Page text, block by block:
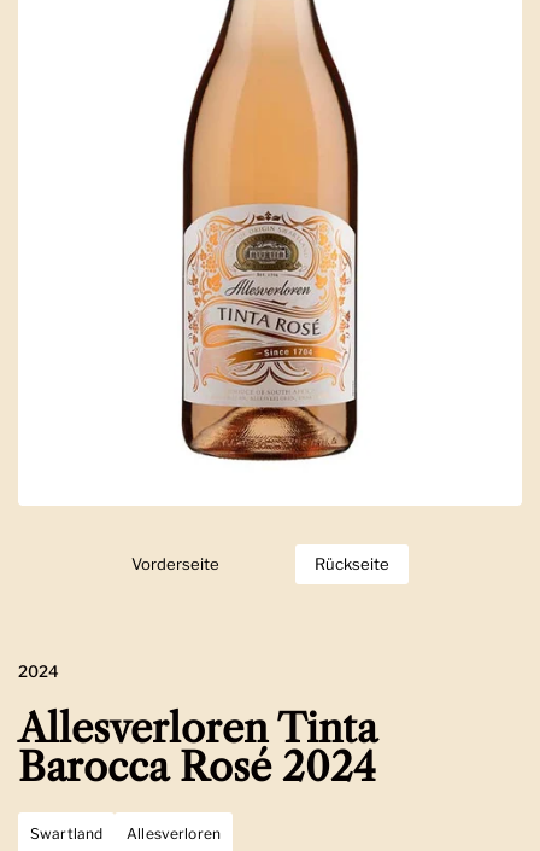
Zeige Folie 1
Vorderseite Zeige Folie 2
Rückseite
2024
Allesverloren Tinta
Barocca Rosé 2024
Swartland Allesverloren